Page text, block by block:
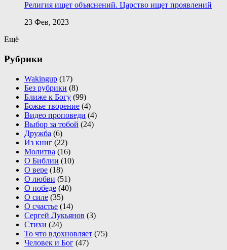
Религия ищет объяснений. Царство ищет проявлений
23 Фев, 2023
Ещё
Рубрики
Wakingup (17)
Без рубрики (8)
Ближе к Богу (99)
Божье творение (4)
Видео проповеди (4)
Выбор за тобой (24)
Дружба (6)
Из книг (22)
Молитва (16)
О Библии (10)
О вере (18)
О любви (51)
О победе (40)
О силе (35)
О счастье (14)
Сергей Лукьянов (3)
Стихи (24)
То что вдохновляет (75)
Человек и Бог (47)